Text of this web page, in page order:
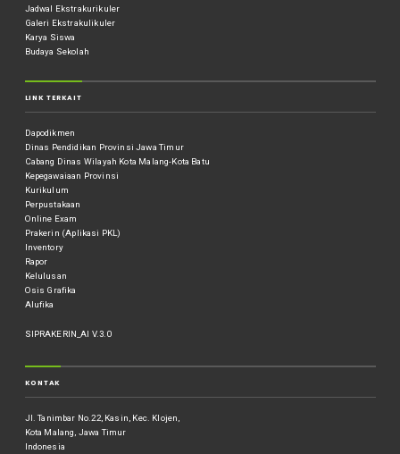
Jadwal Ekstrakurikuler
Galeri Ekstrakulikuler
Karya Siswa
Budaya Sekolah
LINK TERKAIT
Dapodikmen
Dinas Pendidikan Provinsi Jawa Timur
Cabang Dinas Wilayah Kota Malang-Kota Batu
Kepegawaiaan Provinsi
Kurikulum
Perpustakaan
Online Exam
Prakerin (Aplikasi PKL)
Inventory
Rapor
Kelulusan
Osis Grafika
Alufika
SIPRAKERIN_AI V.3.0
KONTAK
Jl. Tanimbar No.22, Kasin, Kec. Klojen,
Kota Malang, Jawa Timur
Indonesia